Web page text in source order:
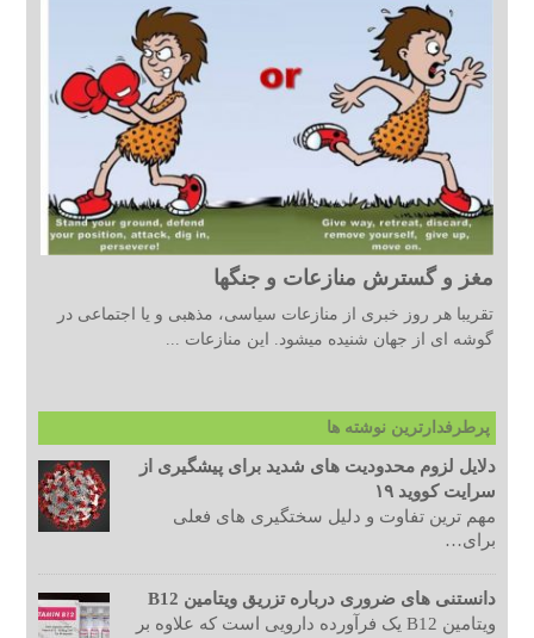
مغز و گسترش منازعات و جنگها
تقریبا هر روز خبری از منازعات سیاسی، مذهبی و یا اجتماعی در
گوشه ای از جهان شنیده میشود. این منازعات ...
پرطرفدارترین نوشته ها
دلایل لزوم محدودیت های شدید برای پیشگیری از
سرایت کووید ۱۹
مهم ترین تفاوت و دلیل سختگیری های فعلی
برای…
دانستنی های ضروری درباره تزریق ویتامین B12
ویتامین B12 یک فرآورده دارویی است که علاوه بر